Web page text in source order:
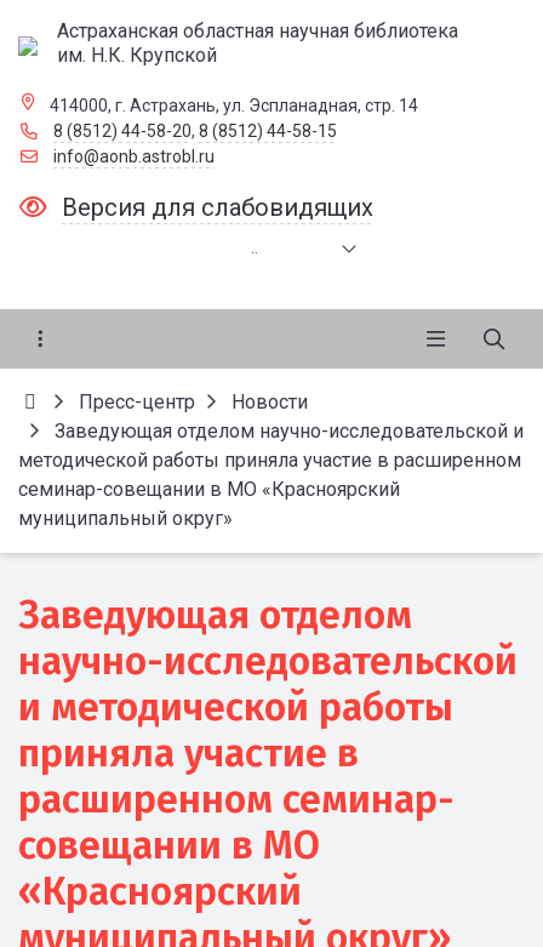
Астраханская областная научная библиотека
им. Н.К. Крупской
414000, г. Астрахань, ул. Эспланадная, стр. 14
8 (8512) 44-58-20, 8 (8512) 44-58-15
info@aonb.astrobl.ru
Версия для слабовидящих
Пресс-центр
Новости
Заведующая отделом научно-исследовательской и
методической работы приняла участие в расширенном
семинар-совещании в МО «Красноярский
муниципальный округ»
Заведующая отделом
научно-исследовательской
и методической работы
приняла участие в
расширенном семинар-
совещании в МО
«Красноярский
муниципальный округ»